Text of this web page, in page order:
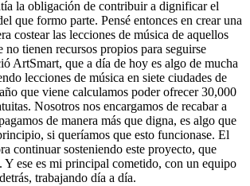
la obligación de contribuir a dignificar el
que formo parte. Pensé entonces en crear una
costear las lecciones de música de aquellos
no tienen recursos propios para seguirse
ArtSmart, que a día de hoy es algo de mucha
lecciones de música en siete ciudades de
que viene calculamos poder ofrecer 30,000
Nosotros nos encargamos de recabar a
de manera más que digna, es algo que
si queríamos que esto funcionase. El
continuar sosteniendo este proyecto, que
Y ese es mi principal cometido, con un equipo
trabajando día a día.